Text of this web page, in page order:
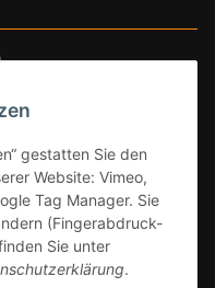
gestatten Sie den
Website: Vimeo,
Tag Manager. Sie
(Fingerabdruck-
Sie unter
.